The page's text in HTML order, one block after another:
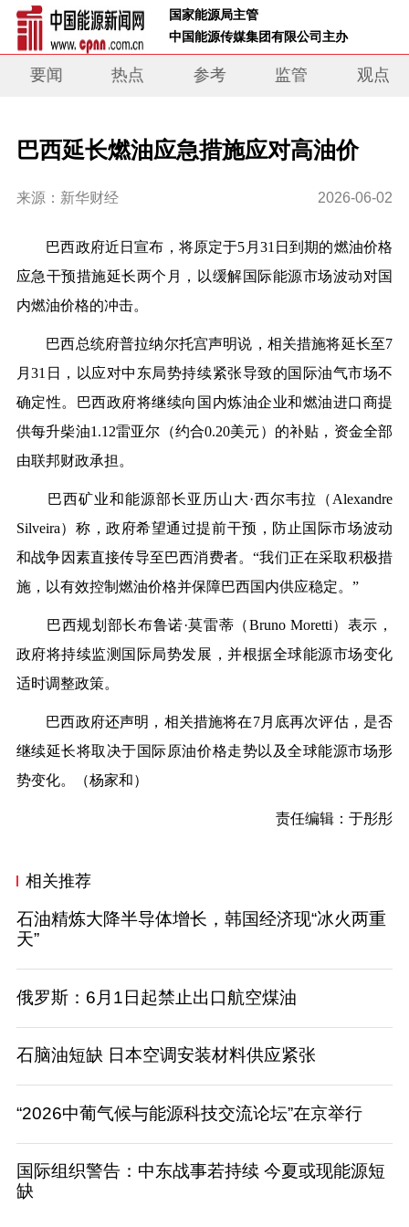
国家能源局主管
中国能源传媒集团有限公司主办
要闻 热点 参考 监管 观点
巴西延长燃油应急措施应对高油价
来源：新华财经 2026-06-02
巴西政府近日宣布，将原定于5月31日到期的燃油价格
应急干预措施延长两个月，以缓解国际能源市场波动对国
内燃油价格的冲击。
巴西总统府普拉纳尔托宫声明说，相关措施将延长至7
月31日，以应对中东局势持续紧张导致的国际油气市场不
确定性。巴西政府将继续向国内炼油企业和燃油进口商提
供每升柴油1.12雷亚尔（约合0.20美元）的补贴，资金全部
由联邦财政承担。
巴西矿业和能源部长亚历山大·西尔韦拉（Alexandre
Silveira）称，政府希望通过提前干预，防止国际市场波动
和战争因素直接传导至巴西消费者。“我们正在采取积极措
施，以有效控制燃油价格并保障巴西国内供应稳定。”
巴西规划部长布鲁诺·莫雷蒂（Bruno Moretti）表示，
政府将持续监测国际局势发展，并根据全球能源市场变化
适时调整政策。
巴西政府还声明，相关措施将在7月底再次评估，是否
继续延长将取决于国际原油价格走势以及全球能源市场形
势变化。
（杨家和）
责任编辑：于彤彤
相关推荐
石油精炼大降半导体增长，韩国经济现“冰火两重
天”
俄罗斯：6月1日起禁止出口航空煤油
石脑油短缺 日本空调安装材料供应紧张
“2026中葡气候与能源科技交流论坛”在京举行
国际组织警告：中东战事若持续 今夏或现能源短
缺